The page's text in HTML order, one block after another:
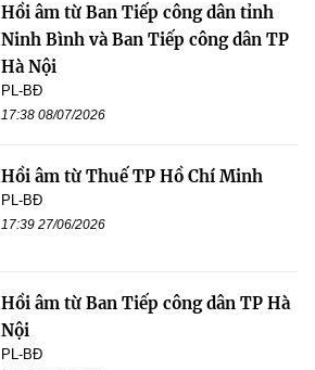
Hồi âm từ Ban Tiếp công dân tỉnh
Ninh Bình và Ban Tiếp công dân TP
Hà Nội
PL-BĐ
17:38 08/07/2026
Hồi âm từ Thuế TP Hồ Chí Minh
PL-BĐ
17:39 27/06/2026
Hồi âm từ Ban Tiếp công dân TP Hà
Nội
PL-BĐ